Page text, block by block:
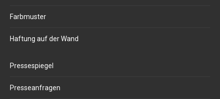
Farbmuster
Haftung auf der Wand
Pressespiegel
Presseanfragen